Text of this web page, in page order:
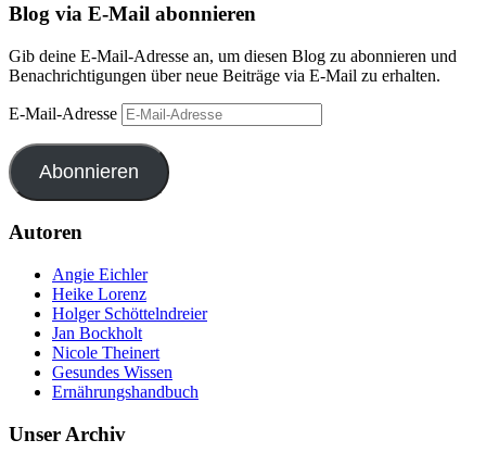
Blog via E-Mail abonnieren
Gib deine E-Mail-Adresse an, um diesen Blog zu abonnieren und
Benachrichtigungen über neue Beiträge via E-Mail zu erhalten.
E-Mail-Adresse
Abonnieren
Autoren
Angie Eichler
Heike Lorenz
Holger Schöttelndreier
Jan Bockholt
Nicole Theinert
Gesundes Wissen
Ernährungshandbuch
Unser Archiv